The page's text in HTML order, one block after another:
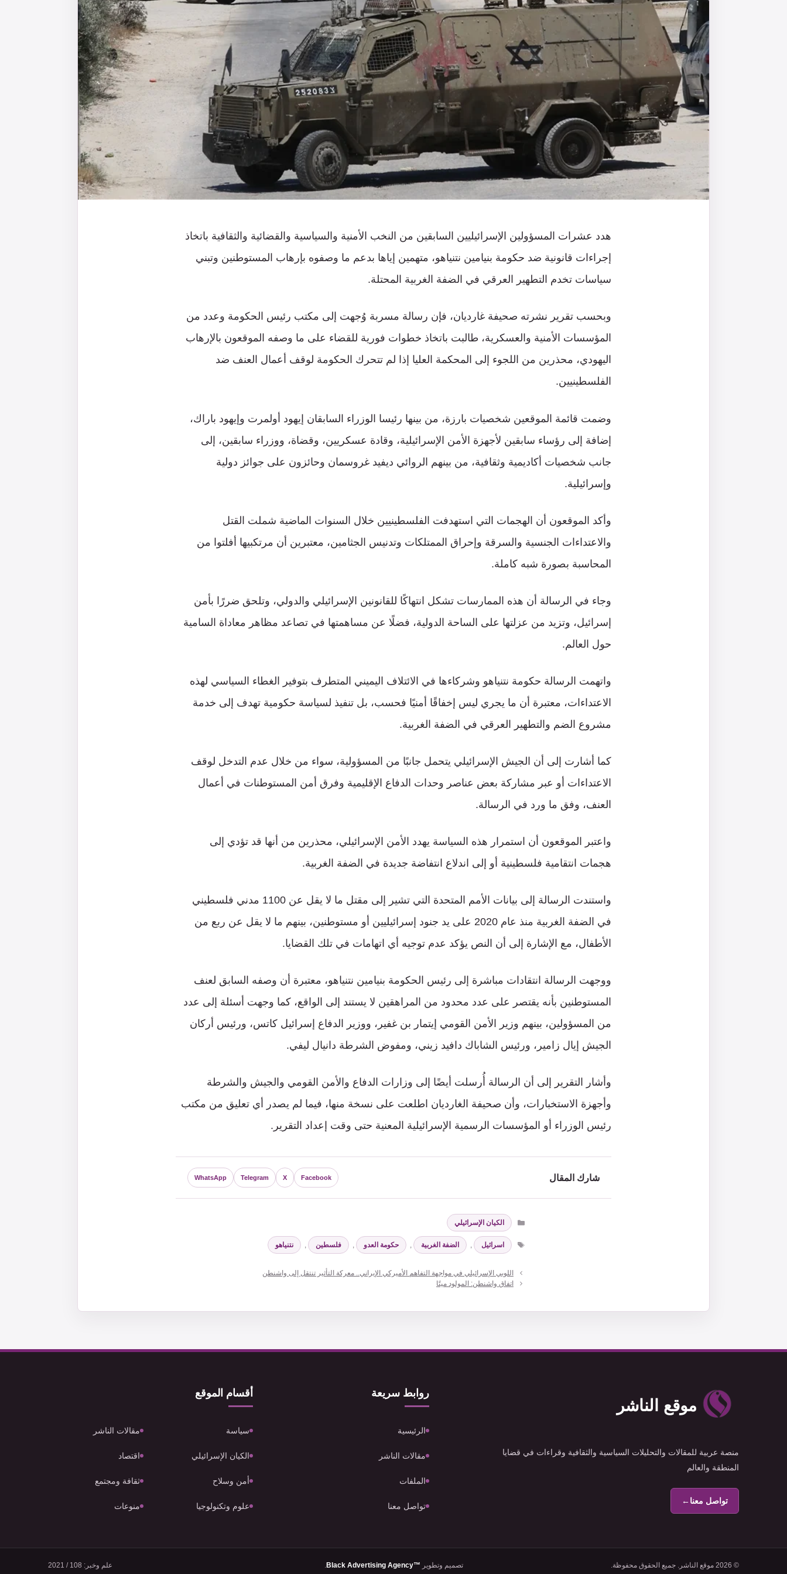
هدد عشرات المسؤولين الإسرائيليين السابقين من النخب الأمنية والسياسية والقضائية والثقافية باتخاذ
إجراءات قانونية ضد حكومة بنيامين نتنياهو، متهمين إياها بدعم ما وصفوه بإرهاب المستوطنين وتبني
سياسات تخدم التطهير العرقي في الضفة الغربية المحتلة.
وبحسب تقرير نشرته صحيفة غارديان، فإن رسالة مسربة وُجهت إلى مكتب رئيس الحكومة وعدد من
المؤسسات الأمنية والعسكرية، طالبت باتخاذ خطوات فورية للقضاء على ما وصفه الموقعون بالإرهاب
اليهودي، محذرين من اللجوء إلى المحكمة العليا إذا لم تتحرك الحكومة لوقف أعمال العنف ضد
الفلسطينيين.
وضمت قائمة الموقعين شخصيات بارزة، من بينها رئيسا الوزراء السابقان إيهود أولمرت وإيهود باراك،
إضافة إلى رؤساء سابقين لأجهزة الأمن الإسرائيلية، وقادة عسكريين، وقضاة، ووزراء سابقين، إلى
جانب شخصيات أكاديمية وثقافية، من بينهم الروائي ديفيد غروسمان وحائزون على جوائز دولية
وإسرائيلية.
وأكد الموقعون أن الهجمات التي استهدفت الفلسطينيين خلال السنوات الماضية شملت القتل
والاعتداءات الجنسية والسرقة وإحراق الممتلكات وتدنيس الجثامين، معتبرين أن مرتكبيها أفلتوا من
المحاسبة بصورة شبه كاملة.
وجاء في الرسالة أن هذه الممارسات تشكل انتهاكًا للقانونين الإسرائيلي والدولي، وتلحق ضررًا بأمن
إسرائيل، وتزيد من عزلتها على الساحة الدولية، فضلًا عن مساهمتها في تصاعد مظاهر معاداة السامية
حول العالم.
واتهمت الرسالة حكومة نتنياهو وشركاءها في الائتلاف اليميني المتطرف بتوفير الغطاء السياسي لهذه
الاعتداءات، معتبرة أن ما يجري ليس إخفاقًا أمنيًا فحسب، بل تنفيذ لسياسة حكومية تهدف إلى خدمة
مشروع الضم والتطهير العرقي في الضفة الغربية.
كما أشارت إلى أن الجيش الإسرائيلي يتحمل جانبًا من المسؤولية، سواء من خلال عدم التدخل لوقف
الاعتداءات أو عبر مشاركة بعض عناصر وحدات الدفاع الإقليمية وفرق أمن المستوطنات في أعمال
العنف، وفق ما ورد في الرسالة.
واعتبر الموقعون أن استمرار هذه السياسة يهدد الأمن الإسرائيلي، محذرين من أنها قد تؤدي إلى
هجمات انتقامية فلسطينية أو إلى اندلاع انتفاضة جديدة في الضفة الغربية.
واستندت الرسالة إلى بيانات الأمم المتحدة التي تشير إلى مقتل ما لا يقل عن 1100 مدني فلسطيني
في الضفة الغربية منذ عام 2020 على يد جنود إسرائيليين أو مستوطنين، بينهم ما لا يقل عن ربع من
الأطفال، مع الإشارة إلى أن النص يؤكد عدم توجيه أي اتهامات في تلك القضايا.
ووجهت الرسالة انتقادات مباشرة إلى رئيس الحكومة بنيامين نتنياهو، معتبرة أن وصفه السابق لعنف
المستوطنين بأنه يقتصر على عدد محدود من المراهقين لا يستند إلى الواقع، كما وجهت أسئلة إلى عدد
من المسؤولين، بينهم وزير الأمن القومي إيتمار بن غفير، ووزير الدفاع إسرائيل كاتس، ورئيس أركان
الجيش إيال زامير، ورئيس الشاباك دافيد زيني، ومفوض الشرطة دانيال ليفي.
وأشار التقرير إلى أن الرسالة أُرسلت أيضًا إلى وزارات الدفاع والأمن القومي والجيش والشرطة
وأجهزة الاستخبارات، وأن صحيفة الغارديان اطلعت على نسخة منها، فيما لم يصدر أي تعليق من مكتب
رئيس الوزراء أو المؤسسات الرسمية الإسرائيلية المعنية حتى وقت إعداد التقرير.
شارك المقال Facebook
X
Telegram
WhatsApp
التصنيفات
الكيان الإسرائيلي
الوسوم
اسرائيل , الضفة الغربية , حكومة العدو , فلسطين , نتنياهو
اللوبي الإسرائيلي في مواجهة التفاهم الأميركي الإيراني.. معركة التأثير تنتقل إلى واشنطن
اتفاق واشنطن: المولود ميتًا
موقع الناشر
منصة عربية للمقالات والتحليلات السياسية والثقافية وقراءات في قضايا
المنطقة والعالم
تواصل معنا←
روابط سريعة
الرئيسية
مقالات الناشر
الملفات
تواصل معنا
أقسام الموقع
سياسة مقالات الناشر
الكيان الإسرائيلي اقتصاد
أمن وسلاح ثقافة ومجتمع
علوم وتكنولوجيا منوعات
© 2026 موقع الناشر. جميع الحقوق محفوظة. تصميم وتطوير Black Advertising Agency™
. علم وخبر: 108 / 2021